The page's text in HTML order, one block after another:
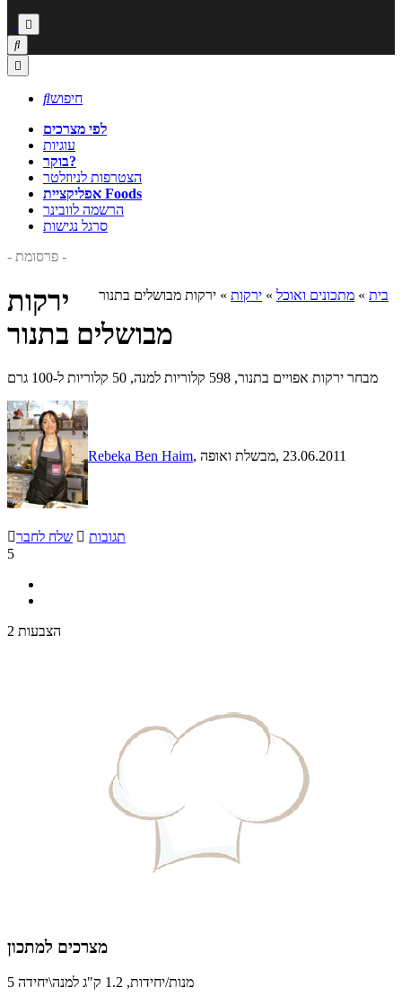



חיפוש
לפי מצרכים
עוגיות
בוקר?
הצטרפות לניוזלטר
אפליקציית Foods
הרשמה לוובינר
סרגל נגישות
- פרסומת -
בית » מתכונים ואוכל » ירקות » ירקות מבושלים בתנור
ירקות
מבושלים בתנור
מבחר ירקות אפויים בתנור, 598 קלוריות למנה, 50 קלוריות ל-100 גרם
Rebeka Ben Haim , מבשלת ואופה, 23.06.2011
שלח לחבר  תגובות
5
2 הצבעות
מצרכים למתכון
5 מנות/יחידות, 1.2 ק"ג למנה\יחידה